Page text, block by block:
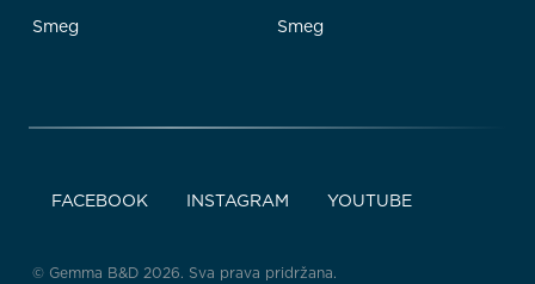
Smeg Smeg
FACEBOOK INSTAGRAM YOUTUBE
© Gemma B&D 2026. Sva prava pridržana.